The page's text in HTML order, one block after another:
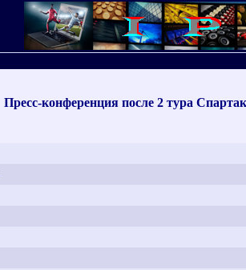
Пресс-конференция после 2 тура